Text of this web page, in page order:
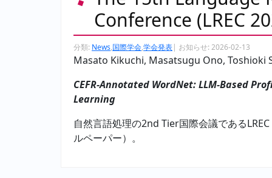
Conference (LREC
分類: News,国際学会,学会発表| お知らせ: 2026-02-13
Masato Kikuchi, Masatsugu Ono, Toshioki
CEFR-Annotated WordNet: LLM-Based
Learning
自然言語処理の2nd Tier国際会議である
ルペーパー）。